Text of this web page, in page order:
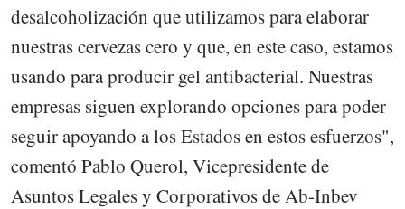
desalcoholización que utilizamos para elaborar
nuestras cervezas cero y que, en este caso, estamos
usando para producir gel antibacterial. Nuestras
empresas siguen explorando opciones para poder
seguir apoyando a los Estados en estos esfuerzos",
comentó Pablo Querol, Vicepresidente de
Asuntos Legales y Corporativos de Ab-Inbev